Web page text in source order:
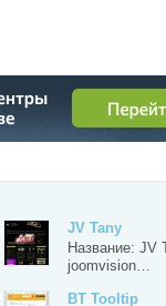
JV Tany
Название: JV
joomvision…
BT Tooltip